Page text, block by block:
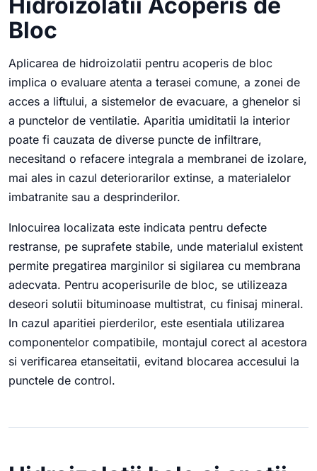
Bloc
Aplicarea de hidroizolatii pentru acoperis de bloc
implica o evaluare atenta a terasei comune, a zonei de
acces a liftului, a sistemelor de evacuare, a ghenelor si
a punctelor de ventilatie. Aparitia umiditatii la interior
poate fi cauzata de diverse puncte de infiltrare,
necesitand o refacere integrala a membranei de izolare,
mai ales in cazul deteriorarilor extinse, a materialelor
imbatranite sau a desprinderilor.
Inlocuirea localizata este indicata pentru defecte
restranse, pe suprafete stabile, unde materialul existent
permite pregatirea marginilor si sigilarea cu membrana
adecvata. Pentru acoperisurile de bloc, se utilizeaza
deseori solutii bituminoase multistrat, cu finisaj mineral.
In cazul aparitiei pierderilor, este esentiala utilizarea
componentelor compatibile, montajul corect al acestora
si verificarea etanseitatii, evitand blocarea accesului la
punctele de control.